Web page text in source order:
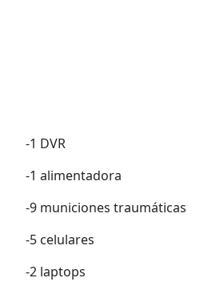
-1 DVR
-1 alimentadora
-9 municiones traumáticas
-5 celulares
-2 laptops